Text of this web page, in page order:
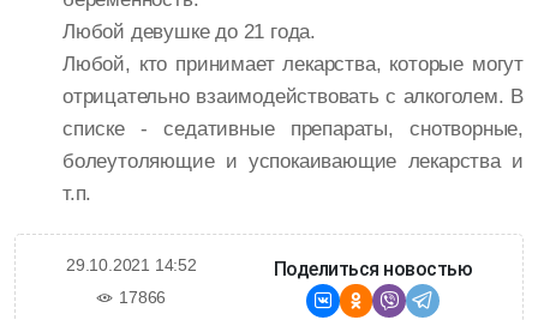
Любой девушке до 21 года.
Любой, кто принимает лекарства, которые могут
отрицательно взаимодействовать с алкоголем. В
списке - седативные препараты, снотворные,
болеутоляющие и успокаивающие лекарства и
т.п.
29.10.2021 14:52
17866
Поделиться новостью